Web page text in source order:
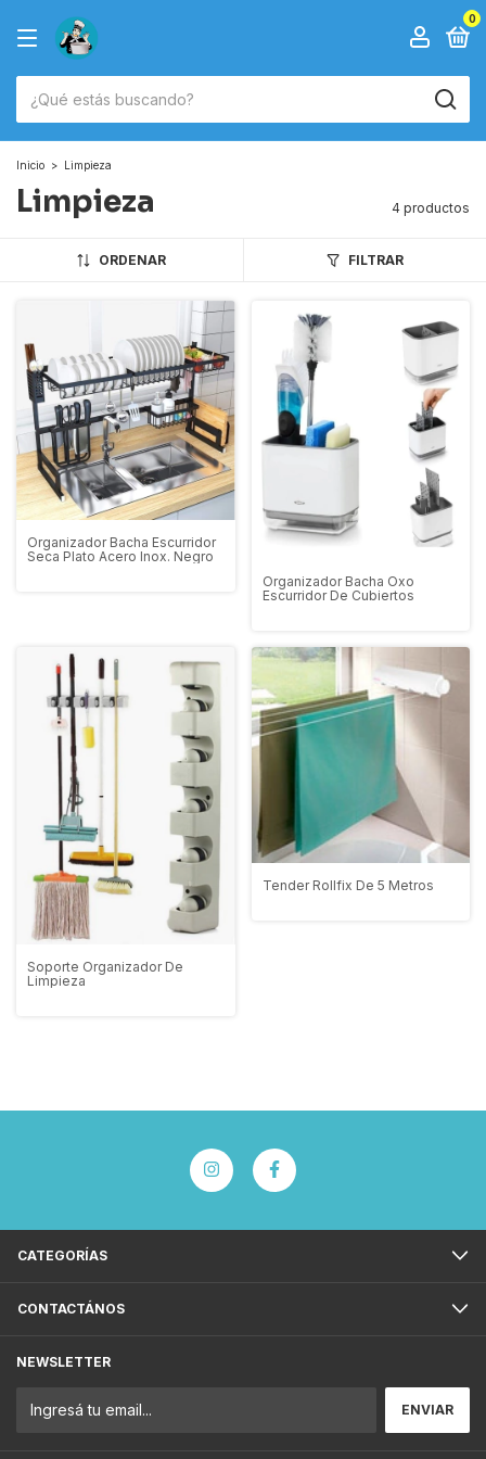
0
Inicio > Limpieza
Limpieza 4 productos
ORDENAR FILTRAR
Organizador Bacha Escurridor
Seca Plato Acero Inox. Negro
Organizador Bacha Oxo
Escurridor De Cubiertos
Soporte Organizador De
Limpieza
Tender Rollfix De 5 Metros
CATEGORÍAS
CONTACTÁNOS
NEWSLETTER